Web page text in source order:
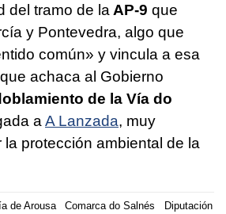
del tramo de la AP-9 que
y Pontevedra, algo que
común» y vincula a esa
achaca al Gobierno
de la Vía do
a A Lanzada, muy
protección ambiental de la
de Arousa Comarca do Salnés
Diputación